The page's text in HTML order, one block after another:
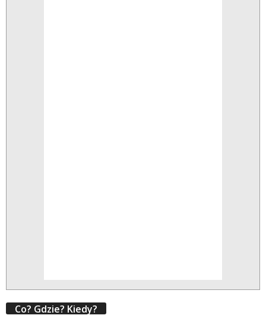
Co? Gdzie? Kiedy?